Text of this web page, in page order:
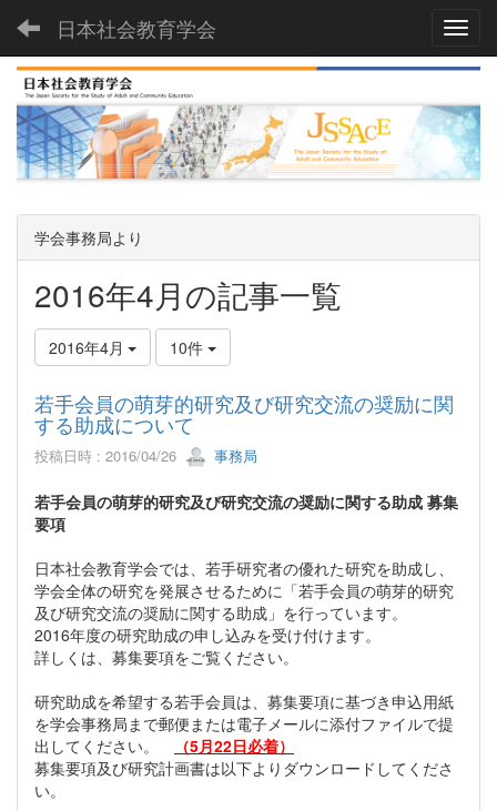
日本社会教育学会
学会事務局より
2016年4月の記事一覧
2016年4月 10件
若手会員の萌芽的研究及び研究交流の奨励に関
する助成について
投稿日時 : 2016/04/26 事務局
若手会員の萌芽的研究及び研究交流の奨励に関する助成 募集
要項
日本社会教育学会では、若手研究者の優れた研究を助成し、
学会全体の研究を発展させるために「若手会員の萌芽的研究
及び研究交流の奨励に関する助成」を行っています。
2016年度の研究助成の申し込みを受け付けます。
詳しくは、募集要項をご覧ください。
研究助成を希望する若手会員は、募集要項に基づき申込用紙
を学会事務局まで郵便または電子メールに添付ファイルで提
出してください。
（5月22日必着）
募集要項及び研究計画書は以下よりダウンロードしてくださ
い。